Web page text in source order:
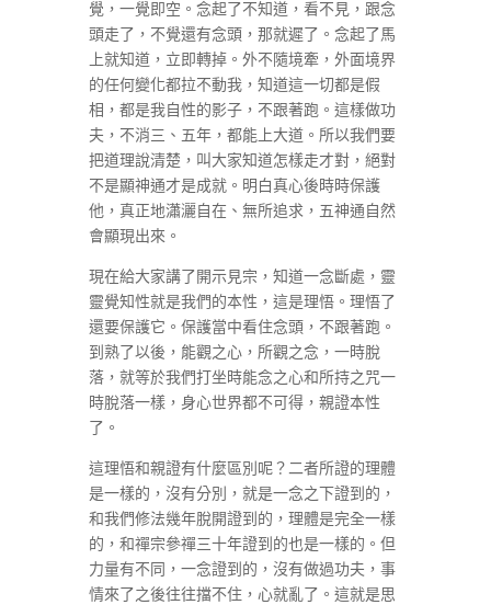
覺，一覺即空。念起了不知道，看不見，跟念
頭走了，不覺還有念頭，那就遲了。念起了馬
上就知道，立即轉掉。外不隨境牽，外面境界
的任何變化都拉不動我，知道這一切都是假
相，都是我自性的影子，不跟著跑。這樣做功
夫，不消三、五年，都能上大道。所以我們要
把道理說清楚，叫大家知道怎樣走才對，絕對
不是顯神通才是成就。明白真心後時時保護
他，真正地瀟灑自在、無所追求，五神通自然
會顯現出來。
現在給大家講了開示見宗，知道一念斷處，靈
靈覺知性就是我們的本性，這是理悟。理悟了
還要保護它。保護當中看住念頭，不跟著跑。
到熟了以後，能觀之心，所觀之念，一時脫
落，就等於我們打坐時能念之心和所持之咒一
時脫落一樣，身心世界都不可得，親證本性
了。
這理悟和親證有什麼區別呢？二者所證的理體
是一樣的，沒有分別，就是一念之下證到的，
和我們修法幾年脫開證到的，理體是完全一樣
的，和禪宗參禪三十年證到的也是一樣的。但
力量有不同，一念證到的，沒有做過功夫，事
情來了之後往往擋不住，心就亂了。這就是思